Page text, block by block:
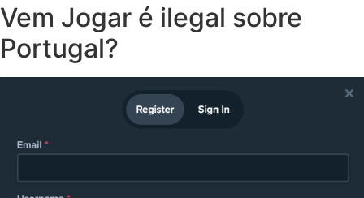
Vem Jogar é ilegal sobre
Portugal?